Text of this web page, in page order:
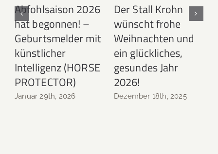
Abfohlsaison 2026
hat begonnen! –
Geburtsmelder mit
künstlicher
Intelligenz (HORSE
PROTECTOR)
Januar 29th, 2026
Der Stall Krohn
wünscht frohe
Weihnachten und
ein glückliches,
gesundes Jahr
2026!
Dezember 18th, 2025